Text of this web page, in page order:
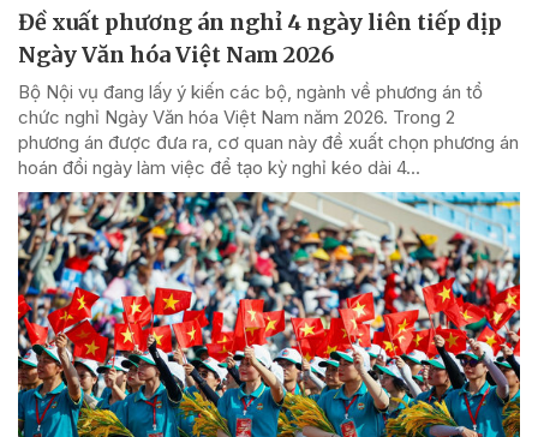
Đề xuất phương án nghỉ 4 ngày liên tiếp dịp
Ngày Văn hóa Việt Nam 2026
Bộ Nội vụ đang lấy ý kiến các bộ, ngành về phương án tổ
chức nghỉ Ngày Văn hóa Việt Nam năm 2026. Trong 2
phương án được đưa ra, cơ quan này đề xuất chọn phương án
hoán đổi ngày làm việc để tạo kỳ nghỉ kéo dài 4...